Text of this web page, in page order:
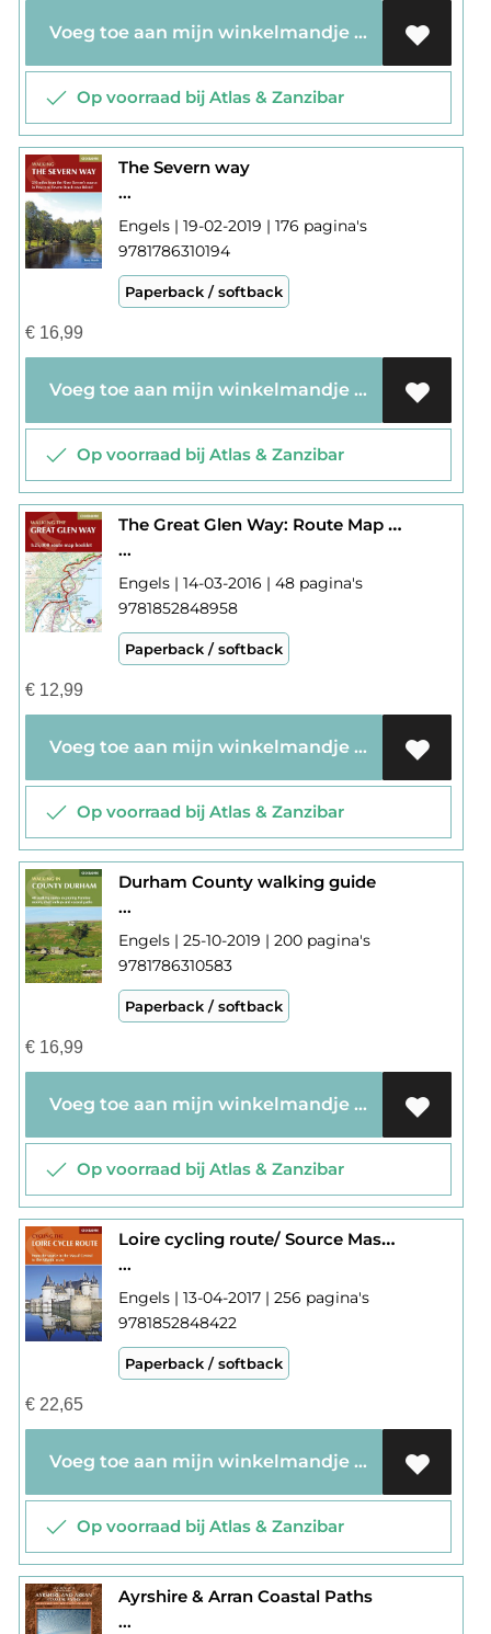
Voeg toe aan mijn winkelmandje
Op voorraad bij Atlas & Zanzibar
The Severn way
...
Engels | 19-02-2019 | 176 pagina's
9781786310194
Paperback / softback
€16,99
Voeg toe aan mijn winkelmandje
Op voorraad bij Atlas & Zanzibar
The Great Glen Way: Route Map Booklet
...
Engels | 14-03-2016 | 48 pagina's
9781852848958
Paperback / softback
€12,99
Voeg toe aan mijn winkelmandje
Op voorraad bij Atlas & Zanzibar
Durham County walking guide
...
Engels | 25-10-2019 | 200 pagina's
9781786310583
Paperback / softback
€16,99
Voeg toe aan mijn winkelmandje
Op voorraad bij Atlas & Zanzibar
Loire cycling route/ Source Massif Central to Atlantic Coast
...
Engels | 13-04-2017 | 256 pagina's
9781852848422
Paperback / softback
€22,65
Voeg toe aan mijn winkelmandje
Op voorraad bij Atlas & Zanzibar
Ayrshire & Arran Coastal Paths
...